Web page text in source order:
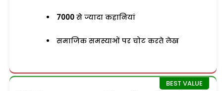
7000 से ज्यादा कहानियां
समाजिक समस्याओं पर चोट करते लेख